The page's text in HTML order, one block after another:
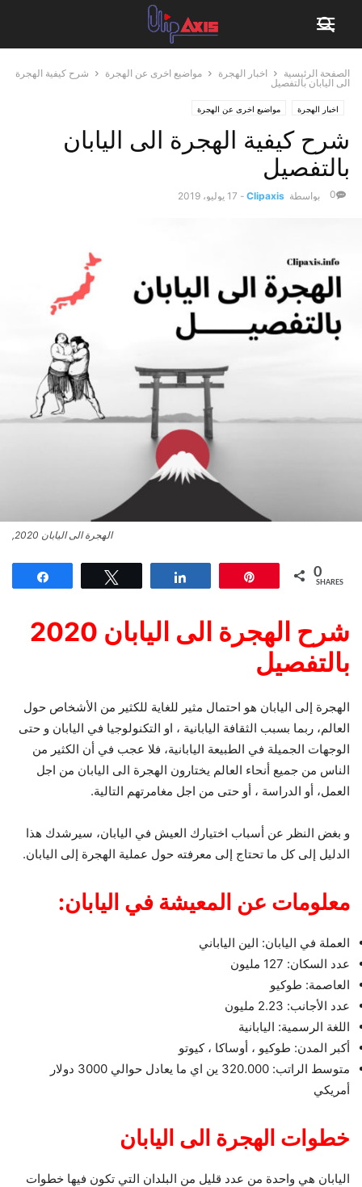
الصفحة الرئيسية اخبار الهجرة مواضيع اخرى عن الهجرة
شرح كيفية الهجرة
الى اليابان بالتفصيل
اخبار الهجرة مواضيع اخرى عن الهجرة
شرح كيفية الهجرة الى اليابان
بالتفصيل
بواسطة Clipaxis
- 17 يوليو، 2019 0
الهجرة الى اليابان 2020,
0
SHARES
شرح الهجرة الى اليابان 2020
بالتفصيل
الهجرة إلى اليابان هو احتمال مثير للغاية للكثير من الأشخاص حول
العالم، ربما بسبب الثقافة اليابانية ، او التكنولوجيا في اليابان و حتى
الوجهات الجميلة في الطبيعة اليابانية، فلا عجب في أن الكثير من
الناس من جميع أنحاء العالم يختارون الهجرة الى اليابان من اجل
العمل، أو الدراسة ، أو حتى من اجل مغامرتهم التالية.
و بغض النظر عن أسباب اختيارك العيش في اليابان، سيرشدك هذا
الدليل إلى كل ما تحتاج إلى معرفته حول عملية الهجرة إلى اليابان.
معلومات عن المعيشة في اليابان:
العملة في اليابان: الين الياباني
عدد السكان: 127 مليون
العاصمة: طوكيو
عدد الأجانب: 2.23 مليون
اللغة الرسمية: اليابانية
أكبر المدن: طوكيو ، أوساكا ، كيوتو
متوسط الراتب: 320.000 ين اي ما يعادل حوالي 3000 دولار
أمريكي
خطوات الهجرة الى اليابان
اليابان هي واحدة من عدد قليل من البلدان التي تكون فيها خطوات